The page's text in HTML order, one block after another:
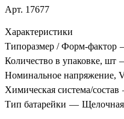
Арт. 17677
Характеристики
Типоразмер / Форм-фактор
Количество в упаковке, шт
Номинальное напряжение,
Химическая система/состав
Тип батарейки —